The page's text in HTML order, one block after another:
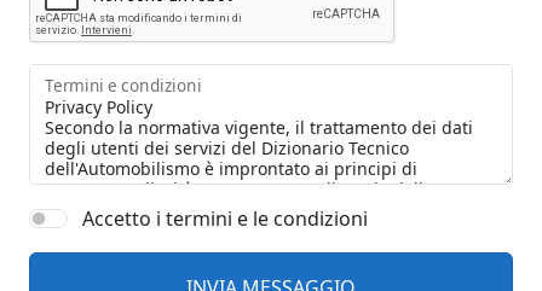
Termini e condizioni
Accetto i termini e le condizioni